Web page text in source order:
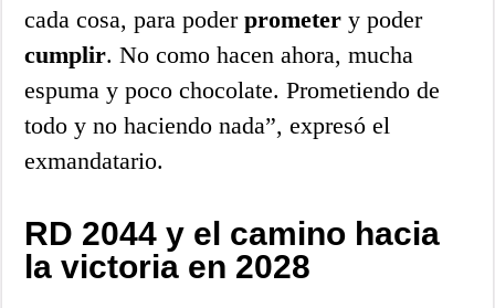
cada cosa, para poderprometer y poder
cumplir. No como hacen ahora, mucha
espuma y poco chocolate. Prometiendo de
todo y no haciendo nada”, expresó el
exmandatario.
RD 2044 y el camino hacia
la victoria en 2028